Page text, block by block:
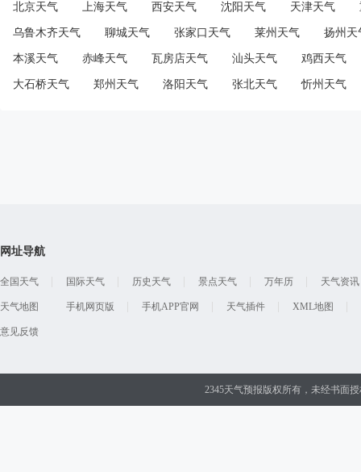
北京天气 上海天气 西安天气 沈阳天气 天津天气
乌鲁木齐天气 聊城天气 张家口天气 莱州天气 扬州天
本溪天气 赤峰天气 瓦房店天气 汕头天气 鸡西天气
大石桥天气 郑州天气 洛阳天气 张北天气 忻州天气
网址导航
全国天气 国际天气 历史天气 景点天气 万年历 天气资讯
天气地图 手机网页版 手机APP官网 天气插件 XML地图
意见反馈
2345天气预报版权所有，未经书面